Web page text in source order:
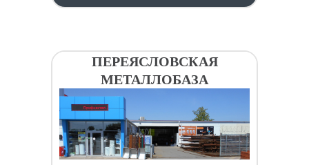
ПЕРЕЯСЛОВСКАЯ
МЕТАЛЛОБАЗА